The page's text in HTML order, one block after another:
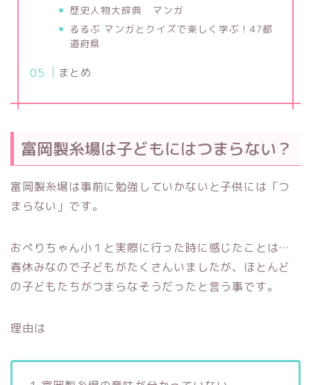
歴史人物大辞典 マンガ
るるぶ マンガとクイズで楽しく学ぶ！47都
道府県
まとめ
富岡製糸場は子どもにはつまらない？
富岡製糸場は事前に勉強していかないと子供には「つ
まらない」です。
おぺりちゃん小１と実際に行った時に感じたことは…
春休みなので子どもがたくさんいましたが、ほとんど
の子どもたちがつまらなそうだったと言う事です。
理由は